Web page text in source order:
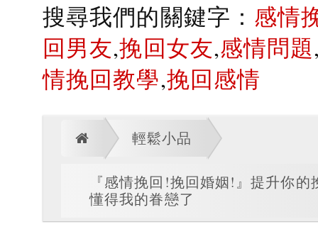
搜尋我們的關鍵字： 感情
回男友,挽回女友,感情問題
情挽回教學,挽回感情
輕鬆小品
『感情挽回!挽回婚姻!』提升你
懂得我的眷戀了